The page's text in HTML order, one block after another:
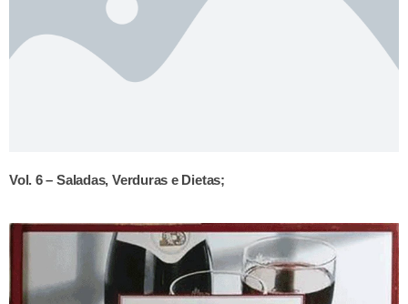
Vol. 6 – Saladas, Verduras e Dietas;